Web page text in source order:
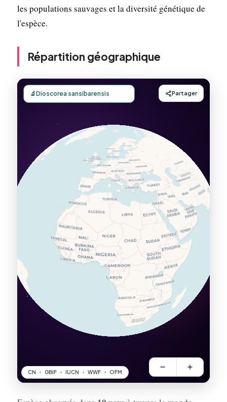
les populations sauvages et la diversité génétique de
l'espèce.
Répartition géographique